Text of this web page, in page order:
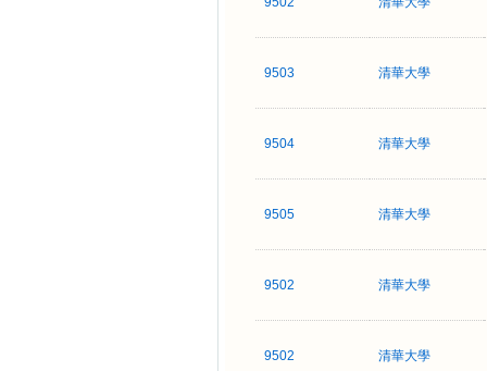
9503 清華大學
9504 清華大學
9505 清華大學
9502 清華大學
9502 清華大學